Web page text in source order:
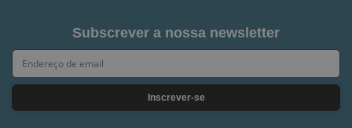
Subscrever a nossa newsletter
Inscrever-se